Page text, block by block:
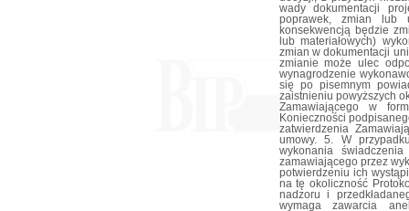
wady dokumentacji
poprawek, zmian lub
konsekwencją będzie
lub materiałowych)
zmian w dokumentacji
zmianie może ulec
wynagrodzenie
się po pisemnym
zaistnieniu powyższych
Zamawiającego w
Konieczności
zatwierdzenia
umowy. 5. W
wykonania
zamawiającego przez
potwierdzeniu ich
na tę okoliczność
nadzoru i
wymaga zawarcia